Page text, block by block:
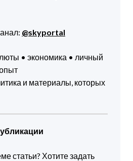
@skyportal
• экономика • личный
и материалы, которых
статьи? Хотите задать